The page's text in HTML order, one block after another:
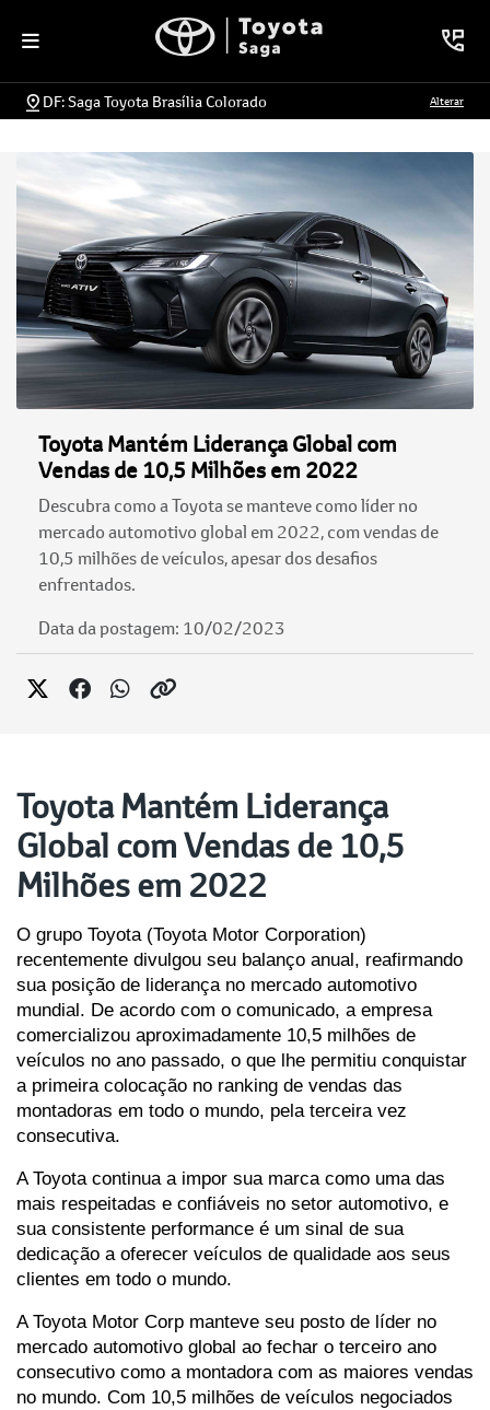
DF: Saga Toyota Brasília Colorado Alterar
Toyota Mantém Liderança Global com
Vendas de 10,5 Milhões em 2022
Descubra como a Toyota se manteve como líder no
mercado automotivo global em 2022, com vendas de
10,5 milhões de veículos, apesar dos desafios
enfrentados.
Data da postagem: 10/02/2023
Toyota Mantém Liderança
Global com Vendas de 10,5
Milhões em 2022
O grupo Toyota (Toyota Motor Corporation)
recentemente divulgou seu balanço anual, reafirmando
sua posição de liderança no mercado automotivo
mundial. De acordo com o comunicado, a empresa
comercializou aproximadamente 10,5 milhões de
veículos no ano passado, o que lhe permitiu conquistar
a primeira colocação no ranking de vendas das
montadoras em todo o mundo, pela terceira vez
consecutiva.
A Toyota continua a impor sua marca como uma das
mais respeitadas e confiáveis no setor automotivo, e
sua consistente performance é um sinal de sua
dedicação a oferecer veículos de qualidade aos seus
clientes em todo o mundo.
A Toyota Motor Corp manteve seu posto de líder no
mercado automotivo global ao fechar o terceiro ano
consecutivo como a montadora com as maiores vendas
no mundo. Com 10,5 milhões de veículos negociados